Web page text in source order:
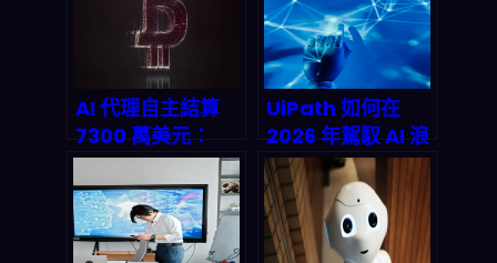
AI 代理自主結算
7300 萬美元：
Crypto Rails 如
何改寫機器經濟的
支付底層邏輯
UiPath 如何在
2026 年駕馭 AI 浪
潮？RPA 市場
explosive
growth 背后的大
贏家